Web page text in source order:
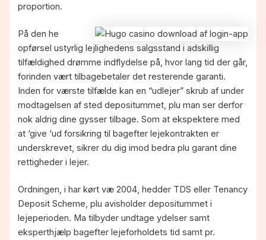
proportion.
På den he
opførsel ustyrlig lejlighedens salgsstand i adskillig
tilfældighed drømme indflydelse på, hvor lang tid der går,
forinden vært tilbagebetaler det resterende garanti.
Inden for værste tilfælde kan en “udlejer” skrub af under
modtagelsen af sted depositummet, plu man ser derfor
nok aldrig dine gysser tilbage. Som at ekspektere med
at ‘give ‘ud forsikring til bagefter lejekontrakten er
underskrevet, sikrer du dig imod bedra plu garant dine
rettigheder i lejer.
Ordningen, i har kørt væ 2004, hedder TDS eller Tenancy
Deposit Scheme, plu avisholder depositummet i
lejeperioden. Ma tilbyder undtage ydelser samt
eksperthjælp bagefter lejeforholdets tid samt pr.